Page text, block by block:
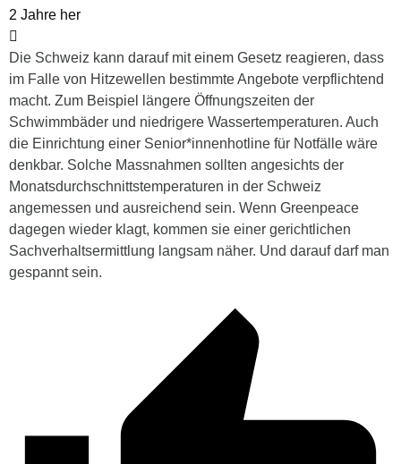
2 Jahre her
Die Schweiz kann darauf mit einem Gesetz reagieren, dass
im Falle von Hitzewellen bestimmte Angebote verpflichtend
macht. Zum Beispiel längere Öffnungszeiten der
Schwimmbäder und niedrigere Wassertemperaturen. Auch
die Einrichtung einer Senior*innenhotline für Notfälle wäre
denkbar. Solche Massnahmen sollten angesichts der
Monatsdurchschnittstemperaturen in der Schweiz
angemessen und ausreichend sein. Wenn Greenpeace
dagegen wieder klagt, kommen sie einer gerichtlichen
Sachverhaltsermittlung langsam näher. Und darauf darf man
gespannt sein.